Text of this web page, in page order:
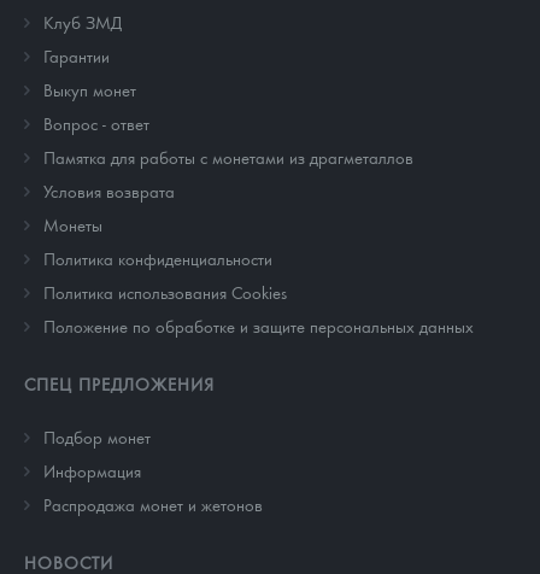
Клуб ЗМД
Гарантии
Выкуп монет
Вопрос - ответ
Памятка для работы с монетами из драгметаллов
Условия возврата
Монеты
Политика конфиденциальности
Политика использования Cookies
Положение по обработке и защите персональных данных
СПЕЦ ПРЕДЛОЖЕНИЯ
Подбор монет
Информация
Распродажа монет и жетонов
НОВОСТИ